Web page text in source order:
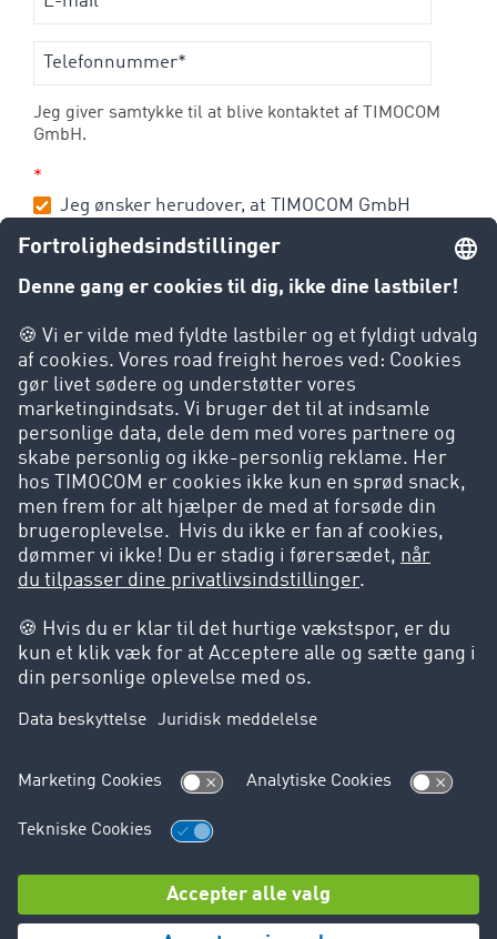
Jeg giver samtykke til at blive kontaktet af TIMOCOM
GmbH.
*
Jeg ønsker herudover, at TIMOCOM GmbH
arrangementer, produkter og serviceydelser.
Jeg giver samtykke til, at der må oprettes en
data.
Jeg kan når som helst trække mit samtykke tilbage.
Læs mere om databehandlingen på: Databeskyttelse
TIMOCOM Augmented Logistics
Mere end 55.000 kunder stoler
på TIMOCOMs
vejtransportmarked